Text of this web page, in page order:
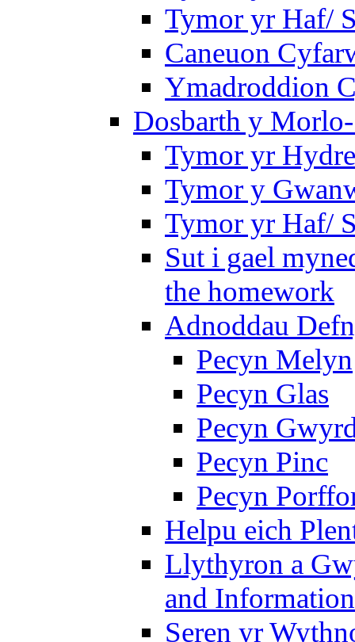
Tymor yr Haf/
Caneuon
Ymadroddion
Dosbarth y
Tymor yr
Tymor y
Tymor yr Haf/
Sut i gael
the homework
Adnoddau
Pecyn Melyn
Pecyn Glas
Pecyn
Pecyn Pinc
Pecyn
Helpu eich
Llythyron a
and Information
Seren yr